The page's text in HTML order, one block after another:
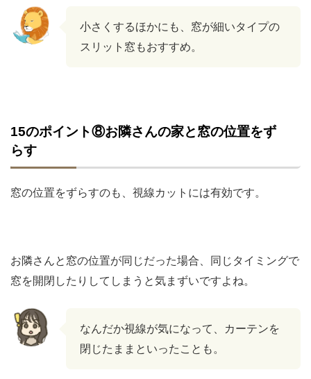
小さくするほかにも、窓が細いタイプの
スリット窓もおすすめ。
15のポイント⑧お隣さんの家と窓の位置をず
らす
窓の位置をずらすのも、視線カットには有効です。
お隣さんと窓の位置が同じだった場合、同じタイミングで
窓を開閉したりしてしまうと気まずいですよね。
なんだか視線が気になって、カーテンを
閉じたままといったことも。